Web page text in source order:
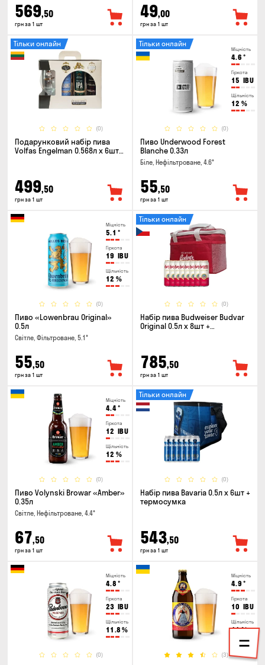
569,50
грн за 1 шт
49,00
грн за 1 шт
(0)
Тільки онлайн
Подарунковий набір пива
Volfas Engelman 0.568л x 6шт +
499,50
грн за 1 шт
Міцність
4.6 °
Гіркота
15 IBU
Щільність
12 %
(0)
Тільки онлайн
Пиво Underwood Forest
Blanche 0.33л
Біле, Нефільтроване, 4.6°
55,50
грн за 1 шт
Міцність
5.1 °
Гіркота
19 IBU
Щільність
12 %
(0)
Пиво «Lowenbrau Original»
0.5л
Світле, Фільтроване, 5.1°
55,50
грн за 1 шт
(0)
Тільки онлайн
Набір пива Budweiser Budvar
Original 0.5л х 8шт +
785,50
грн за 1 шт
Міцність
4.4°
Гіркота
12 IBU
Щільність
12 %
(0)
Пиво Volynski Browar «Amber»
0.35л
Світле, Нефільтроване, 4.4°
67,50
грн за 1 шт
(0)
Тільки онлайн
Набір пива Bavaria 0.5л х 6шт +
термосумка
543,50
грн за 1 шт
Міцність
4.8 °
Гіркота
23 IBU
Щільність
11.8 %
(0)
Міцність
4.9 °
Гіркота
10 IBU
Щільність
11%
(3)